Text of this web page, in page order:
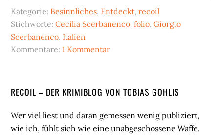
–
meine
Krimientdeckung
des
Kategorie: Besinnliches, Entdeckt,recoil
Stichworte:Cecilia Scerbanenco,folio,Giorgio
Scerbanenco, Italien
Kommentare:1 Kommentar
Seitenspalte
RECOIL – DER KRIMIBLOG VON TOBIAS GOHLIS
Wer viel liest und daran gemessen wenig publiziert,
wie ich, fühlt sich wie eine unabgeschossene Waffe.